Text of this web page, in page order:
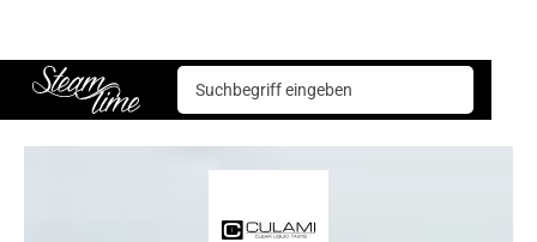
Steam time
Basen & Aromen Aromen
Culami Infusion
Culami Infusion Traube Aroma